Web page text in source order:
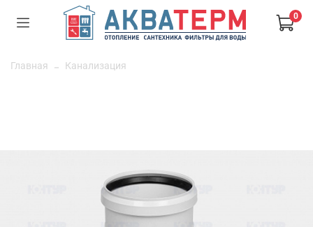
0
Главная Канализация